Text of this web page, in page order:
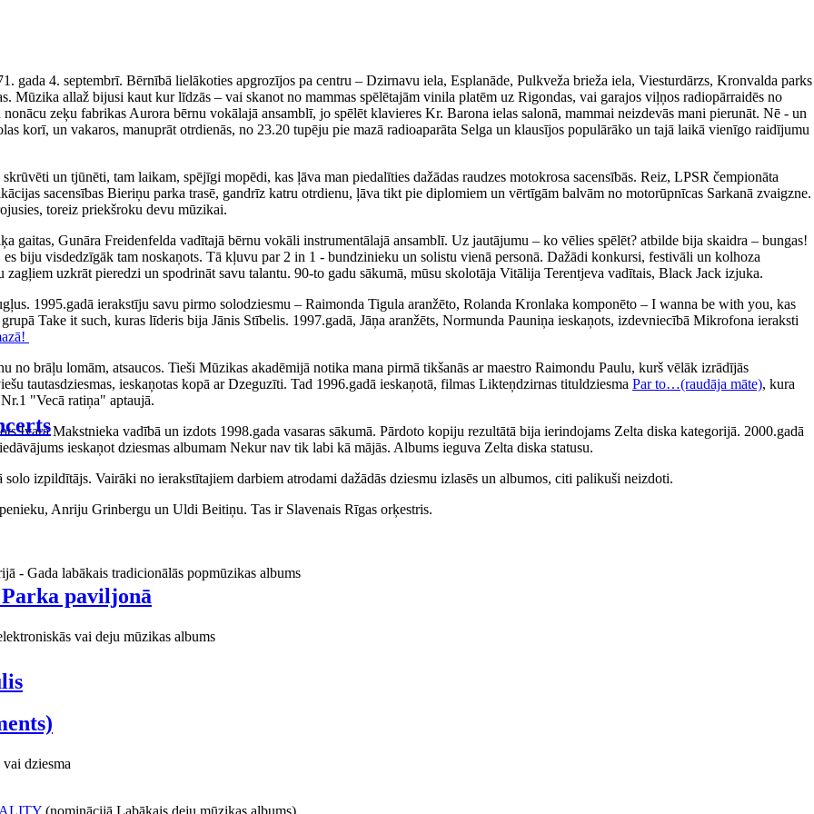
paviljonā
gada 4. septembrī. Bērnībā lielākoties apgrozījos pa centru – Dzirnavu iela, Esplanāde, Pulkveža brieža iela, Viesturdārzs, Kronvalda parks
Mūzika allaž bijusi kaut kur līdzās – vai skanot no mammas spēlētajām vinila platēm uz Rigondas, vai garajos viļņos radiopārraidēs no
zeķu fabrikas Aurora bērnu vokālajā ansamblī, jo spēlēt klavieres Kr. Barona ielas salonā, mammai neizdevās mani pierunāt. Nē - un
korī, un vakaros, manuprāt otrdienās, no 23.20 tupēju pie mazā radioaparāta Selga un klausījos populārāko un tajā laikā vienīgo raidījumu
un tjūnēti, tam laikam, spējīgi mopēdi, kas ļāva man piedalīties dažādas raudzes motokrosa sacensībās. Reiz, LPSR čempionāta
sacensības Bieriņu parka trasē, gandrīz katru otrdienu, ļāva tikt pie diplomiem un vērtīgām balvām no motorūpnīcas Sarkanā zvaigzne.
toreiz priekšroku devu mūzikai.
gaitas, Gunāra Freidenfelda vadītajā bērnu vokāli instrumentālajā ansamblī. Uz jautājumu – ko vēlies spēlēt? atbilde bija skaidra – bungas!
biju visdedzīgāk tam noskaņots. Tā kļuvu par 2 in 1 - bundzinieku un solistu vienā personā. Dažādi konkursi, festivāli un kolhoza
uzkrāt pieredzi un spodrināt savu talantu. 90-to gadu sākumā, mūsu skolotāja Vitālija Terentjeva vadītais, Black Jack izjuka.
1995.gadā ierakstīju savu pirmo solodziesmu – Raimonda Tigula aranžēto, Rolanda Kronlaka komponēto – I wanna be with you, kas
Take it such, kuras līderis bija Jānis Stībelis. 1997.gadā, Jāņa aranžēts, Normunda Pauniņa ieskaņots, izdevniecībā Mikrofona ieraksti
brāļu lomām, atsaucos. Tieši Mūzikas akadēmijā notika mana pirmā tikšanās ar maestro Raimondu Paulu, kurš vēlāk izrādījās
tautasdziesmas, ieskaņotas kopā ar Dzeguzīti. Tad 1996.gadā ieskaņotā, filmas Likteņdzirnas tituldziesma Par to…(raudāja māte), kura
"Vecā ratiņa" aptaujā.
Ivara Makstnieka vadībā un izdots 1998.gada vasaras sākumā. Pārdoto kopiju rezultātā bija ierindojams Zelta diska kategorijā. 2000.gadā
ieskaņot dziesmas albumam Nekur nav tik labi kā mājās. Albums ieguva Zelta diska statusu.
izpildītājs. Vairāki no ierakstītajiem darbiem atrodami dažādās dziesmu izlasēs un albumos, citi palikuši neizdoti.
Anriju Grinbergu un Uldi Beitiņu. Tas ir Slavenais Rīgas orķestris.
- Gada labākais tradicionālās popmūzikas albums
vai deju mūzikas albums
dziesma
(nominācijā Labākais deju mūzikas albums)